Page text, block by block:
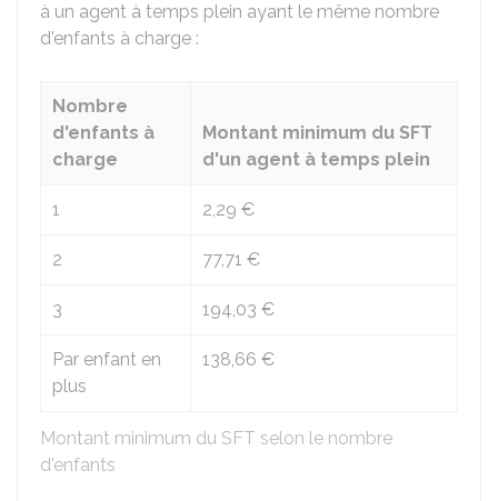
à un agent à temps plein ayant le même nombre
d'enfants à charge :
Montant minimum du SFT selon le nombre
d'enfants
Nombre
d'enfants à
charge
Montant minimum du SFT
d'un agent à temps plein
1 2,29 €
2 77,71 €
3 194,03 €
Par enfant en
plus
138,66 €